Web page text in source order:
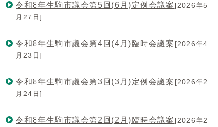
令和8年生駒市議会第5回(6月)定例会議案 [2026年5
月27日]
令和8年生駒市議会第4回(4月)臨時会議案 [2026年4
月23日]
令和8年生駒市議会第3回(3月)定例会議案 [2026年2
月24日]
令和8年生駒市議会第2回(2月)臨時会議案 [2026年2